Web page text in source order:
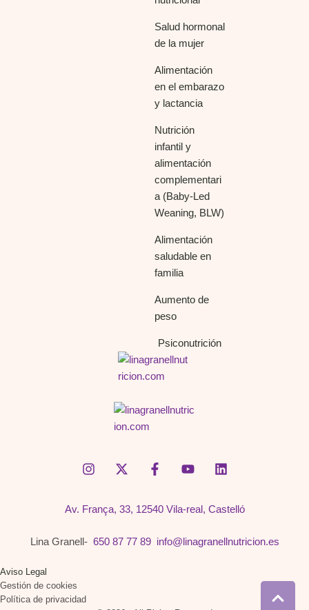
Salud hormonal
de la mujer
Alimentación
en el embarazo
y lactancia
Nutrición
infantil y
alimentación
complementari
a (Baby-Led
Weaning, BLW)
Alimentación
saludable en
familia
Aumento de
peso
Psiconutrición
Av. França, 33, 12540 Vila-real, Castelló
Lina Granell- 650 87 77 89 info@linagranellnutricion.es
Aviso Legal
Gestión de cookies
Política de privacidad